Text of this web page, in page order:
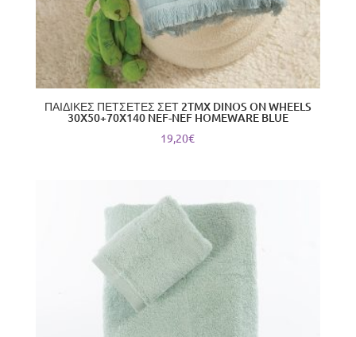
ΠΑΙΔΙΚΕΣ ΠΕΤΣΕΤΕΣ ΣΕΤ 2TMX DINOS ON WHEELS
30X50+70X140 NEF-NEF HOMEWARE BLUE
19,20€